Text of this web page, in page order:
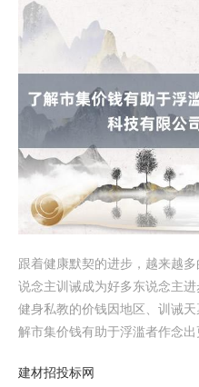
跟着健康默契的进步，越来越
说念主训诫成为好多东说念主
健身私教的价钱因地区、训诫
解市集价钱有助于浮滥者作念出
建材招投标网